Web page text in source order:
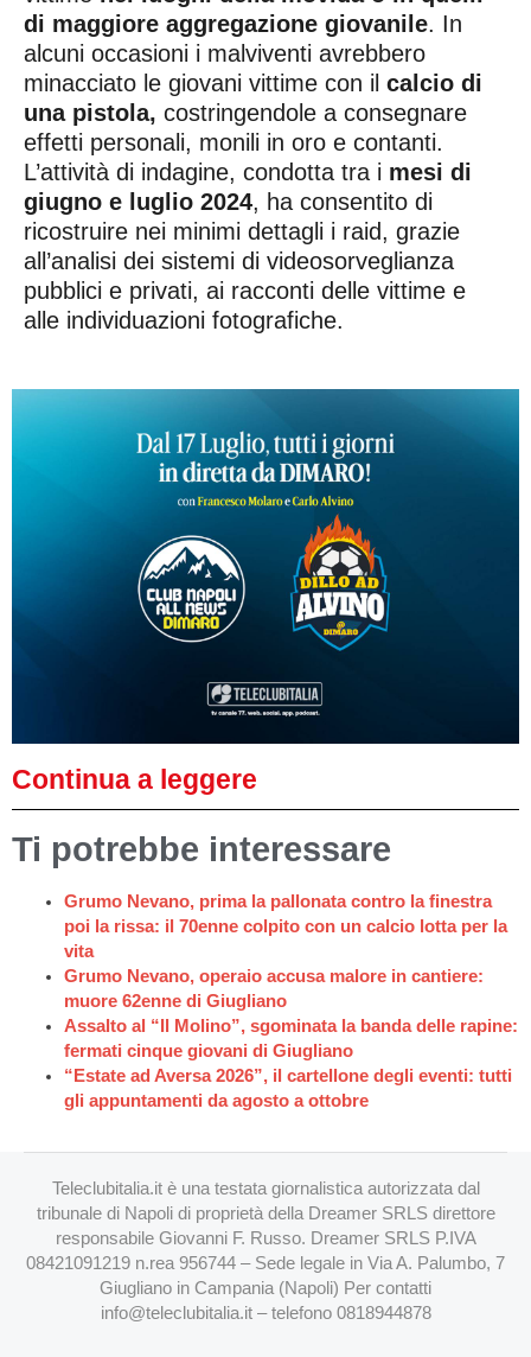
di maggiore aggregazione giovanile. In
alcuni occasioni i malviventi avrebbero
minacciato le giovani vittime con il calcio di
una pistola, costringendole a consegnare
effetti personali, monili in oro e contanti.
L’attività di indagine, condotta tra i mesi di
giugno e luglio 2024, ha consentito di
ricostruire nei minimi dettagli i raid, grazie
all’analisi dei sistemi di videosorveglianza
pubblici e privati, ai racconti delle vittime e
alle individuazioni fotografiche.
Continua a leggere
Ti potrebbe interessare
Grumo Nevano, prima la pallonata contro la finestra
poi la rissa: il 70enne colpito con un calcio lotta per la
vita
Grumo Nevano, operaio accusa malore in cantiere:
muore 62enne di Giugliano
Assalto al “Il Molino”, sgominata la banda delle rapine:
fermati cinque giovani di Giugliano
“Estate ad Aversa 2026”, il cartellone degli eventi: tutti
gli appuntamenti da agosto a ottobre
Teleclubitalia.it è una testata giornalistica autorizzata dal
tribunale di Napoli di proprietà della Dreamer SRLS direttore
responsabile Giovanni F. Russo. Dreamer SRLS P.IVA
08421091219 n.rea 956744 – Sede legale in Via A. Palumbo, 7
Giugliano in Campania (Napoli) Per contatti
info@teleclubitalia.it– telefono 0818944878